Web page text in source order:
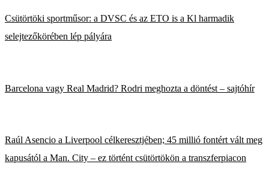
Csütörtöki sportműsor: a DVSC és az ETO is a Kl harmadik
selejtezőkörében lép pályára
Barcelona vagy Real Madrid? Rodri meghozta a döntést – sajtóhír
Raúl Asencio a Liverpool célkeresztjében; 45 millió fontért vált meg
kapusától a Man. City – ez történt csütörtökön a transzferpiacon